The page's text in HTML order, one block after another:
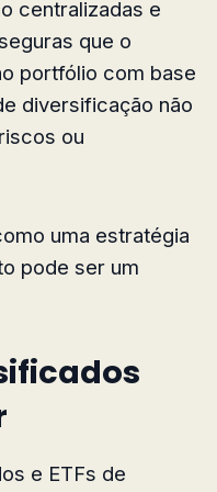
centralizadas e
que o
portfólio com base
diversificação não
ou
uma estratégia
pode ser um
e ETFs de